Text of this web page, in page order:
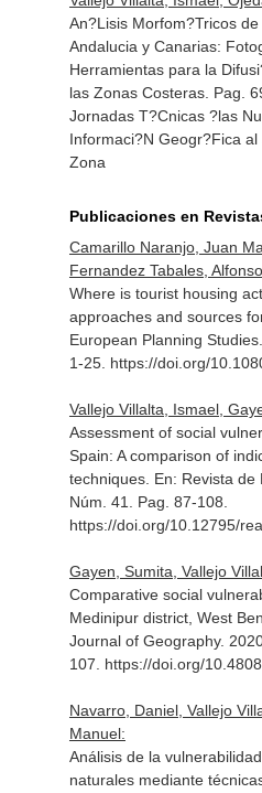
An?Lisis Morfom?Tricos
Andalucia y Canarias:
Herramientas para la
las Zonas Costeras. Pag.
Jornadas T?Cnicas ?las
Informaci?N Geogr?Fica
Zona
Publicaciones en
Camarillo Naranjo, Juan
Fernandez Tabales,
Where is tourist housing
approaches and sources
European Planning Studies
1-25. https://doi.org/
Vallejo Villalta, Ismael,
Assessment of social
Spain: A comparison of
techniques. En: Revista de
Núm. 41. Pag. 87-108.
https://doi.org/10.12795/
Gayen, Sumita, Vallejo
Comparative social
Medinipur district, West
Journal of Geography.
107. https://doi.org/
Navarro, Daniel, Vallejo
Manuel:
Análisis de la
naturales mediante